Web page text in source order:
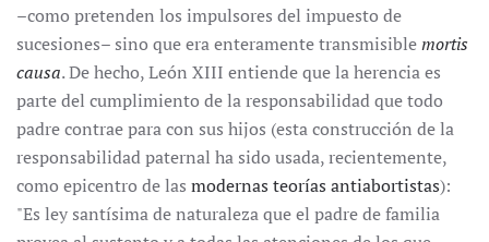
–como pretenden los impulsores del impuesto de
sucesiones– sino que era enteramente transmisiblemortis
causa. De hecho, León XIII entiende que la herencia es
parte del cumplimiento de la responsabilidad que todo
padre contrae para con sus hijos (esta construcción de la
responsabilidad paternal ha sido usada, recientemente,
como epicentro de las modernas teorías antiabortistas):
"Es ley santísima de naturaleza que el padre de familia